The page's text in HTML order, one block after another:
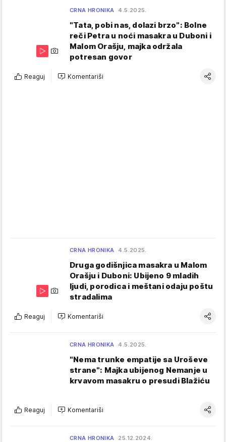
CRNA HRONIKA 4.5.2025.
"Tata, pobi nas, dolazi brzo": Bolne
reči Petra u noći masakra u Duboni i
Malom Orašju, majka održala
potresan govor
Reaguj Komentariši
CRNA HRONIKA 4.5.2025.
Druga godišnjica masakra u Malom
Orašju i Duboni: Ubijeno 9 mladih
ljudi, porodica i meštani odaju poštu
stradalima
Reaguj Komentariši
CRNA HRONIKA 4.5.2025.
"Nema trunke empatije sa Uroševe
strane": Majka ubijenog Nemanje u
krvavom masakru o presudi Blažiću
Reaguj Komentariši
CRNA HRONIKA 25.12.2024.